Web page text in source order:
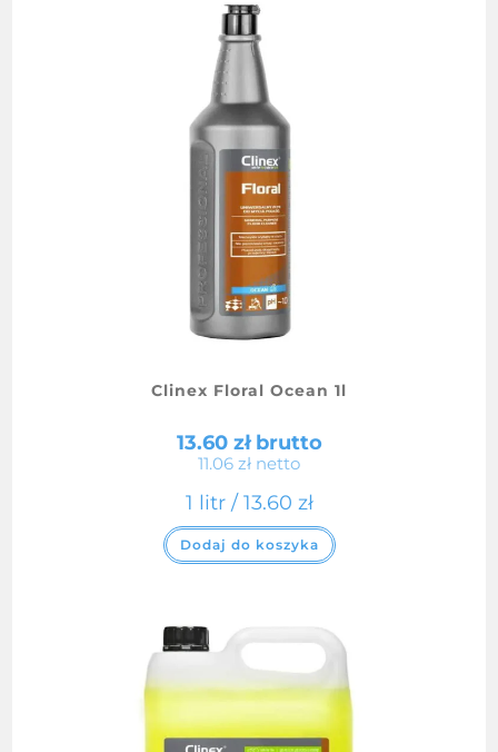
Clinex Floral Ocean 1l
13.60 złbrutto
11.06 zł netto
1 litr / 13.60 zł
Dodaj do koszyka